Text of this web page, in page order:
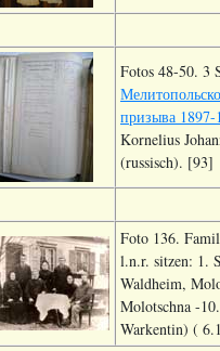
Fotos 48-50. 3
призыва 1897-
Kornelius
(russisch). [93]
Foto 136.
l.n.r. sitzen: 1.
Waldheim,
Molotschna -
Warkentin) (